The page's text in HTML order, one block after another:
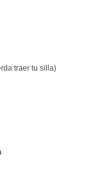
traer tu silla)